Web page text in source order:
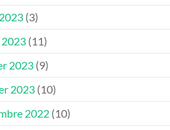
(3)
(11)
2023 (9)
2023 (10)
2022 (10)